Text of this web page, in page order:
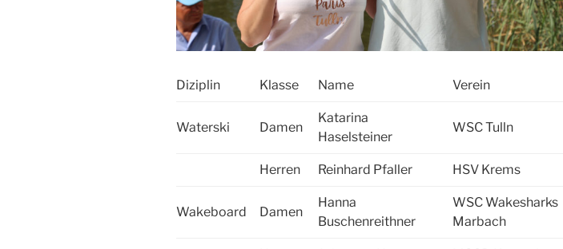
Diziplin Klasse Name Verein
Waterski Damen
Katarina
Haselsteiner
WSC Tulln
Herren Reinhard Pfaller HSV Krems
Wakeboard Damen
Hanna
Buschenreithner
WSC Wakesharks
Marbach